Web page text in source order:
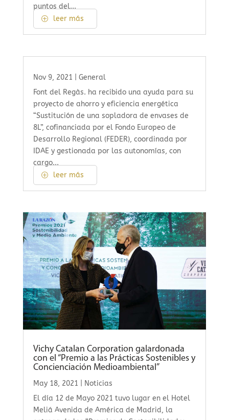
puntos del...
leer más
Nov 9, 2021
General
Font del Regàs. ha recibido una ayuda para su
proyecto de ahorro y eficiencia energética
“Sustitución de una sopladora de envases de
8L”, cofinanciada por el Fondo Europeo de
Desarrollo Regional (FEDER), coordinada por
IDAE y gestionada por las autonomías, con
cargo...
leer más
Vichy Catalan Corporation galardonada
con el “Premio a las Prácticas Sostenibles y
Concienciación Medioambiental”
May 18, 2021
Noticias
El día 12 de Mayo 2021 tuvo lugar en el Hotel
Meliá Avenida de América de Madrid, la